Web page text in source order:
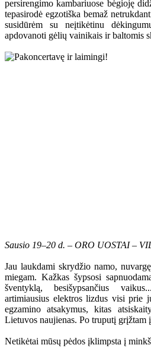
persirengimo kambariuose bėgioję
tepasirodė egzotiška bemaž
susidūrėm su neįtikėtinu
apdovanoti gėlių vainikais ir baltomis
Sausio 19–20 d. – ORO UOSTAI –
Jau laukdami skrydžio namo,
miegam. Kažkas šypsosi
šventyklą, besišypsančius
artimiausius elektros lizdus visi prie
egzamino atsakymus, kitas
Lietuvos naujienas. Po truputį grįžtam
Netikėtai mūsų pėdos įklimpsta į